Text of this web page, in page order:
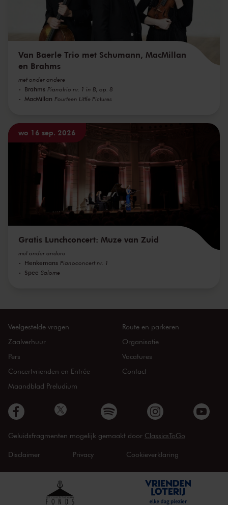
Van Baerle Trio met Schumann, MacMillan
en Brahms
met onder andere
Brahms Pianotrio nr. 1 in B, op. 8
MacMillan Fourteen Little Pictures
wo 16 sep. 2026
Gratis Lunchconcert: Muze van Zuid
met onder andere
Henkemans Pianoconcert nr. 1
Spee Salome
Veelgestelde vragen
Zaalverhuur
Pers
Concertvrienden en Entrée
Maandblad Preludium
Route en parkeren
Organisatie
Vacatures
Contact
Geluidsfragmenten mogelijk gemaakt door ClassicsToGo
Disclaimer Privacy Cookieverklaring